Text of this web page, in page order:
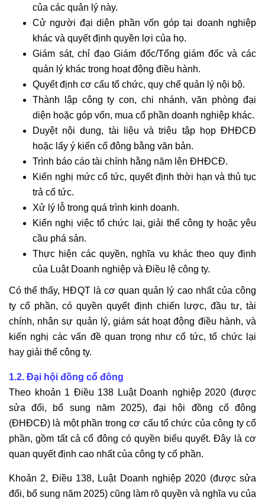
của các quản lý này.
Cử người đại diện phần vốn góp tại doanh nghiệp
khác và quyết định quyền lợi của họ.
Giám sát, chỉ đạo Giám đốc/Tổng giám đốc và các
quản lý khác trong hoạt động điều hành.
Quyết định cơ cấu tổ chức, quy chế quản lý nội bộ.
Thành lập công ty con, chi nhánh, văn phòng đại
diện hoặc góp vốn, mua cổ phần doanh nghiệp khác.
Duyệt nội dung, tài liệu và triệu tập họp ĐHĐCĐ
hoặc lấy ý kiến cổ đông bằng văn bản.
Trình báo cáo tài chính hằng năm lên ĐHĐCĐ.
Kiến nghị mức cổ tức, quyết định thời hạn và thủ tục
trả cổ tức.
Xử lý lỗ trong quá trình kinh doanh.
Kiến nghị việc tổ chức lại, giải thể công ty hoặc yêu
cầu phá sản.
Thực hiện các quyền, nghĩa vụ khác theo quy định
của Luật Doanh nghiệp và Điều lệ công ty.
Có thể thấy, HĐQT là cơ quan quản lý cao nhất của công
ty cổ phần, có quyền quyết định chiến lược, đầu tư, tài
chính, nhân sự quản lý, giám sát hoạt động điều hành, và
kiến nghị các vấn đề quan trọng như cổ tức, tổ chức lại
hay giải thể công ty.
1.2. Đại hội đồng cổ đông
Theo khoản 1 Điều 138 Luật Doanh nghiệp 2020 (được
sửa đổi, bổ sung năm 2025), đại hội đồng cổ đông
(ĐHĐCĐ) là một phần trong cơ cấu tổ chức của công ty cổ
phần, gồm tất cả cổ đông có quyền biểu quyết. Đây là cơ
quan quyết định cao nhất của công ty cổ phần.
Khoản 2, Điều 138, Luật Doanh nghiệp 2020 (được sửa
đổi, bổ sung năm 2025) cũng làm rõ quyền và nghĩa vụ của